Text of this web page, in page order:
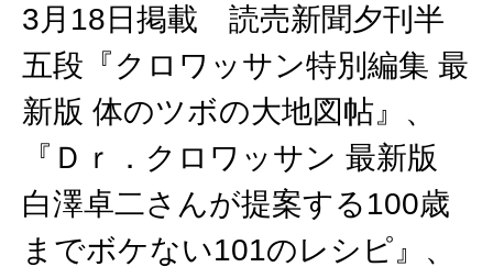
3月18日掲載 読売新聞夕刊半
五段『クロワッサン特別編集 最
新版 体のツボの大地図帖』、
『Ｄｒ．クロワッサン 最新版
白澤卓二さんが提案する100歳
までボケない101のレシピ』、